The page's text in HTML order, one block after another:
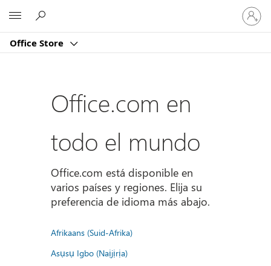
Office Store
Iniciar
sesión
en
cuenta
Office.com en
todo el mundo
Office.com está disponible en
varios países y regiones. Elija su
preferencia de idioma más abajo.
Afrikaans (Suid-Afrika)
Asụsụ Igbo (Naịjịrịa)